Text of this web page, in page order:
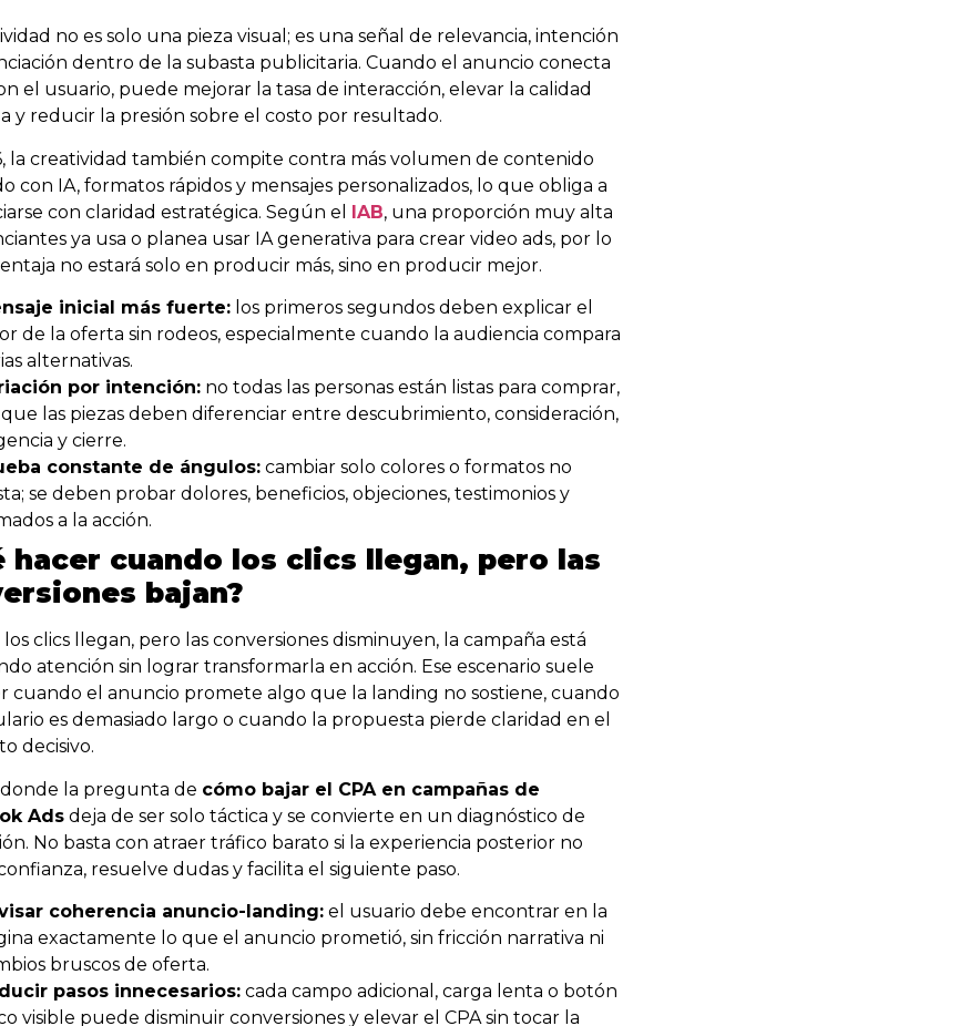
no es solo una pieza visual; es una señal de relevancia, intención
dentro de la subasta publicitaria. Cuando el anuncio conecta
el usuario, puede mejorar la tasa de interacción, elevar la calidad
y reducir la presión sobre el costo por resultado.
la creatividad también compite contra más volumen de contenido
con IA, formatos rápidos y mensajes personalizados, lo que obliga a
con claridad estratégica. Según el IAB, una proporción muy alta
ya usa o planea usar IA generativa para crear video ads, por lo
no estará solo en producir más, sino en producir mejor.
inicial más fuerte: los primeros segundos deben explicar el
de la oferta sin rodeos, especialmente cuando la audiencia compara
alternativas.
por intención: no todas las personas están listas para comprar,
que las piezas deben diferenciar entre descubrimiento, consideración,
y cierre.
constante de ángulos: cambiar solo colores o formatos no
se deben probar dolores, beneficios, objeciones, testimonios y
a la acción.
hacer cuando los clics llegan, pero las
bajan?
clics llegan, pero las conversiones disminuyen, la campaña está
atención sin lograr transformarla en acción. Ese escenario suele
cuando el anuncio promete algo que la landing no sostiene, cuando
es demasiado largo o cuando la propuesta pierde claridad en el
decisivo.
la pregunta de cómo bajar el CPA en campañas de
Ads deja de ser solo táctica y se convierte en un diagnóstico de
No basta con atraer tráfico barato si la experiencia posterior no
resuelve dudas y facilita el siguiente paso.
coherencia anuncio-landing: el usuario debe encontrar en la
exactamente lo que el anuncio prometió, sin fricción narrativa ni
bruscos de oferta.
pasos innecesarios: cada campo adicional, carga lenta o botón
visible puede disminuir conversiones y elevar el CPA sin tocar la